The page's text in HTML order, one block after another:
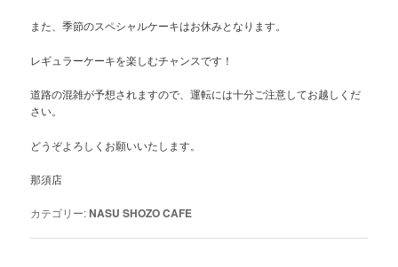
また、季節のスペシャルケーキはお休みとなります。
レギュラーケーキを楽しむチャンスです！
道路の混雑が予想されますので、運転には十分ご注意してお越しくだ
さい。
どうぞよろしくお願いいたします。
那須店
カテゴリー:NASU SHOZO CAFE